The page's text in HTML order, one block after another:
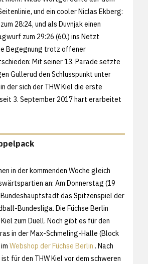
und ein cooler Niclas Ekberg:
28:24, und als Duvnjak einen
zum 29:26 (60.) ins Netzt
Begegnung trotz offener
Mit seiner 13. Parade setzte
Gullerud den Schlusspunkt unter
der sich der THW Kiel die erste
3. September 2017 hart erarbeitet
in der kommenden Woche gleich
an: Am Donnerstag (19
das Spitzenspiel der
Bundesliga. Die Füchse Berlin
zum Duell. Noch gibt es für den
in der Max-Schmeling-Halle (Block
Webshop der Füchse Berlin . Nach
für den THW Kiel vor dem schweren